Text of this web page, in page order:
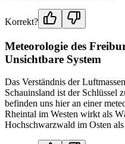
Korrekt?
Meteorologie des
Unsichtbare System
Das Verständnis der
Schauinsland ist der Schlüssel
befinden uns hier an einer
Rheintal im Westen wirkt als
Hochschwarzwald im Osten